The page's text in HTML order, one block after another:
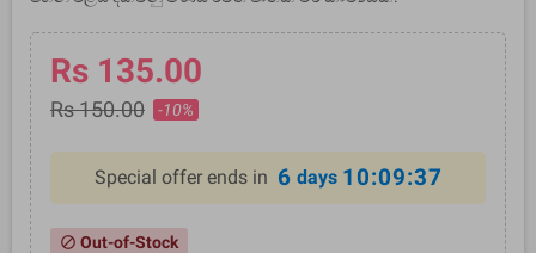
Rs 135.00
Rs 150.00 -10%
Special offer ends in 6 days 10:09:37
block Out-of-Stock